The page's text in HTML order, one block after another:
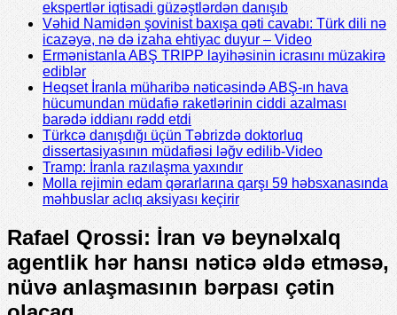
ekspertlər iqtisadi güzəştlərdən danışıb
Vəhid Namidən şovinist baxışa qəti cavabı: Türk dili nə
icazəyə, nə də izaha ehtiyac duyur – Video
Ermənistanla ABŞ TRIPP layihəsinin icrasını müzakirə
ediblər
Heqset İranla müharibə nəticəsində ABŞ-ın hava
hücumundan müdafiə raketlərinin ciddi azalması
barədə iddianı rədd etdi
Türkcə danışdığı üçün Təbrizdə doktorluq
dissertasiyasının müdafiəsi ləğv edilib-Video
Tramp: İranla razılaşma yaxındır
Molla rejimin edam qərarlarına qarşı 59 həbsxanasında
məhbuslar aclıq aksiyası keçirir
Rafael Qrossi: İran və beynəlxalq
agentlik hər hansı nəticə əldə etməsə,
nüvə anlaşmasının bərpası çətin